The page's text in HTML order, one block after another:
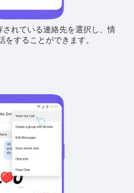
されている連絡先を選択し、情
をすることができます。